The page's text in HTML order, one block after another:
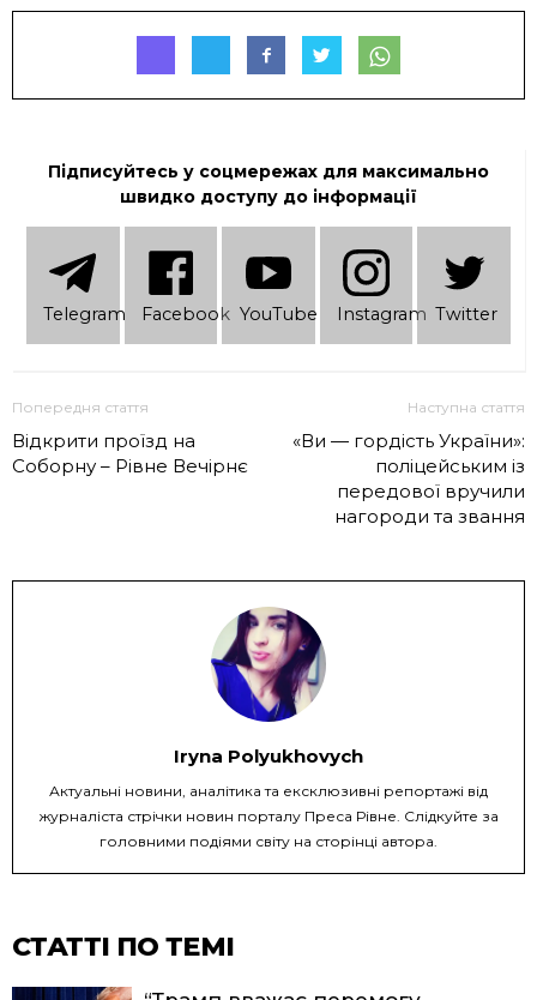
Підписуйтесь у соцмережах для максимально
швидко доступу до інформації
Telеgram Facebook YouTube Instagram Twitter
Попередня стаття
Відкрити проїзд на
Соборну – Рівне Вечірнє
Наступна стаття
«Ви — гордість України»:
поліцейським із
передової вручили
нагороди та звання
Iryna Polyukhovych
Актуальні новини, аналітика та ексклюзивні репортажі від
журналіста стрічки новин порталу Преса Рівне. Слідкуйте за
головними подіями світу на сторінці автора.
СТАТТІ ПО ТЕМІ